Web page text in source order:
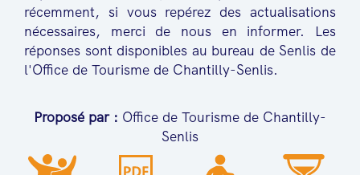
récemment, si vous repérez des actualisations
nécessaires, merci de nous en informer. Les
réponses sont disponibles au bureau de Senlis de
l'Office de Tourisme de Chantilly-Senlis.
Proposé par : Office de Tourisme de Chantilly-
Senlis